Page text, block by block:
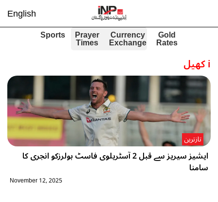
English
Gold
Rates
Currency
Exchange
Prayer
Times
Sports
iکھیل
ایشیز سیریز سے قبل 2 آسٹریلوی فاسٹ بولرزکو انجری کا
سامنا
تازترین
November 12, 2025